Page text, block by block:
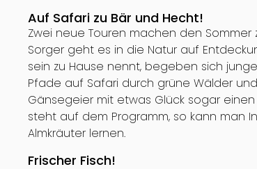
Auf Safari zu Bär und Hecht!
Zwei neue Touren machen den Sommer
Sorger geht es in die Natur auf
sein zu Hause nennt, begeben sich
Pfade auf Safari durch grüne Wälder
Gänsegeier mit etwas Glück sogar
steht auf dem Programm, so kann man
Almkräuter lernen.
Frischer Fisch!